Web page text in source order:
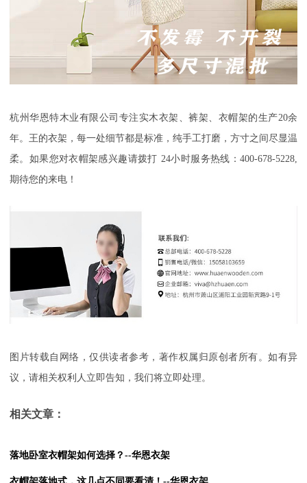
杭州华恩特木业有限公司专注实木衣架、裤架、衣帽架的生产20余
年。王的衣架，每一处细节都是标准，纯手工打磨，方寸之间尽显温
柔。如果您对衣帽架感兴趣请拨打 24小时服务热线：400-678-5228,
期待您的来电！
图片转载自网络，仅供读者参考，著作权属归原创者所有。如有异
议，请相关权利人立即告知，我们将立即处理。
相关文章：
落地卧室衣帽架如何选择？--华恩衣架